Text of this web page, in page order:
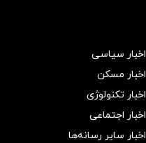
اخبار سیاسی
اخبار مسکن
اخبار تکنولوژی
اخبار اجتماعی
اخبار سایر رسانه‌‌ها